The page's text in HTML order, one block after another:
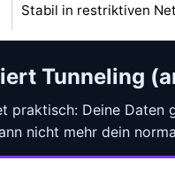
Stabil in restriktiven
Tunneling
praktisch: Deine Daten
nicht mehr dein